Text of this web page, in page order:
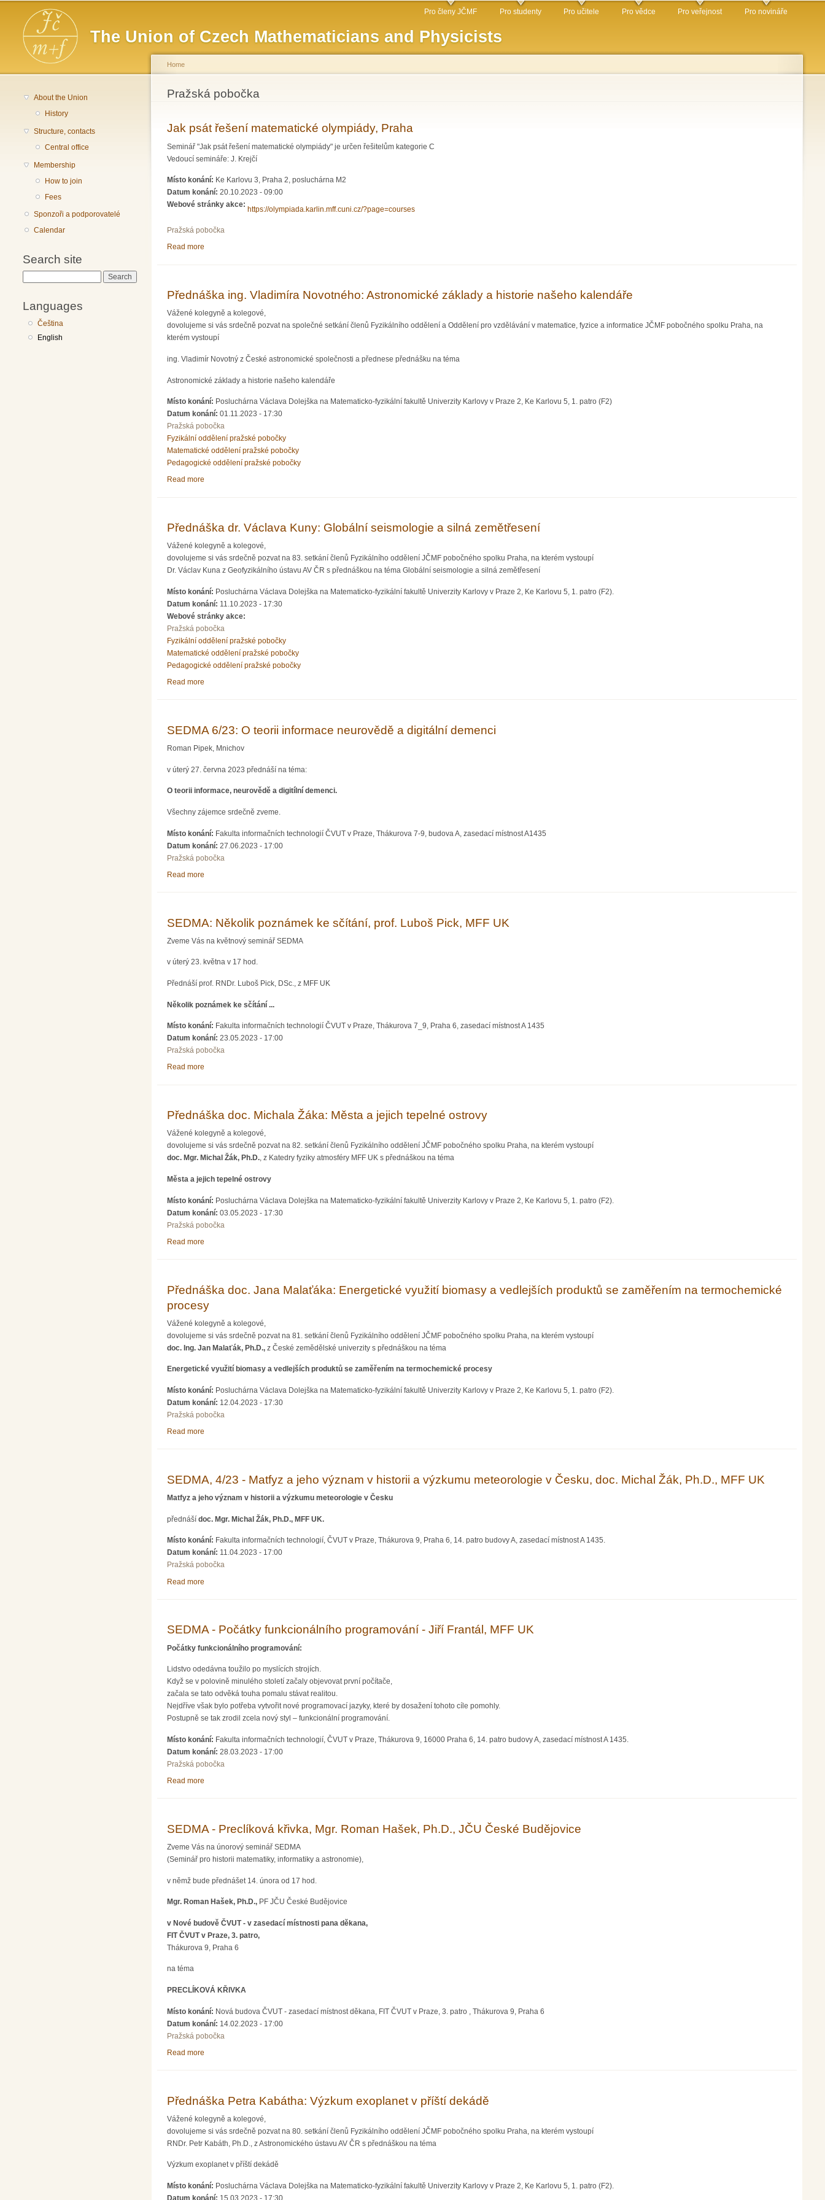
The Union of Czech Mathematicians and Physicists
Main menu Pro členy JČMF Pro studenty Pro učitele Pro vědce Pro veřejnost Pro novináře
About the Union
History
Structure, contacts
Central office
Membership
How to join
Fees
Sponzoři a podporovatelé
Calendar
Search site
Languages
Čeština
English
You are here
Home
Pražská pobočka
Jak psát řešení matematické olympiády, Praha
Seminář "Jak psát řešení matematické olympiády" je určen řešitelům kategorie C
Vedoucí semináře: J. Krejčí
Místo konání: Ke Karlovu 3, Praha 2, posluchárna M2
Datum konání: 20.10.2023 - 09:00
Webové stránky akce:
https://olympiada.karlin.mff.cuni.cz/?page=courses
Pražská pobočka
Read more
Přednáška ing. Vladimíra Novotného: Astronomické základy a historie našeho kalendáře
Vážené kolegyně a kolegové,
dovolujeme si vás srdečně pozvat na společné setkání členů Fyzikálního oddělení a Oddělení pro vzdělávání v matematice, fyzice a informatice JČMF pobočného spolku Praha, na
kterém vystoupí
ing. Vladimír Novotný z České astronomické společnosti a přednese přednášku na téma
Astronomické základy a historie našeho kalendáře
Místo konání: Posluchárna Václava Dolejška na Matematicko-fyzikální fakultě Univerzity Karlovy v Praze 2, Ke Karlovu 5, 1. patro (F2)
Datum konání: 01.11.2023 - 17:30
Pražská pobočka
Fyzikální oddělení pražské pobočky
Matematické oddělení pražské pobočky
Pedagogické oddělení pražské pobočky
Read more
Přednáška dr. Václava Kuny: Globální seismologie a silná zemětřesení
Vážené kolegyně a kolegové,
dovolujeme si vás srdečně pozvat na 83. setkání členů Fyzikálního oddělení JČMF pobočného spolku Praha, na kterém vystoupí
Dr. Václav Kuna z Geofyzikálního ústavu AV ČR s přednáškou na téma Globální seismologie a silná zemětřesení
Místo konání: Posluchárna Václava Dolejška na Matematicko-fyzikální fakultě Univerzity Karlovy v Praze 2, Ke Karlovu 5, 1. patro (F2).
Datum konání: 11.10.2023 - 17:30
Webové stránky akce:
Pražská pobočka
Fyzikální oddělení pražské pobočky
Matematické oddělení pražské pobočky
Pedagogické oddělení pražské pobočky
Read more
SEDMA 6/23: O teorii informace neurovědě a digitální demenci
Roman Pipek, Mnichov
v úterý 27. června 2023 přednáší na téma:
O teorii informace, neurovědě a digitílní demenci.
Všechny zájemce srdečně zveme.
Místo konání: Fakulta informačních technologií ČVUT v Praze, Thákurova 7-9, budova A, zasedací místnost A1435
Datum konání: 27.06.2023 - 17:00
Pražská pobočka
Read more
SEDMA: Několik poznámek ke sčítání, prof. Luboš Pick, MFF UK
Zveme Vás na květnový seminář SEDMA
v úterý 23. května v 17 hod.
Přednáší prof. RNDr. Luboš Pick, DSc., z MFF UK
Několik poznámek ke sčítání ...
Místo konání: Fakulta informačních technologií ČVUT v Praze, Thákurova 7_9, Praha 6, zasedací místnost A 1435
Datum konání: 23.05.2023 - 17:00
Pražská pobočka
Read more
Přednáška doc. Michala Žáka: Města a jejich tepelné ostrovy
Vážené kolegyně a kolegové,
dovolujeme si vás srdečně pozvat na 82. setkání členů Fyzikálního oddělení JČMF pobočného spolku Praha, na kterém vystoupí
doc. Mgr. Michal Žák, Ph.D., z Katedry fyziky atmosféry MFF UK s přednáškou na téma
Města a jejich tepelné ostrovy
Místo konání: Posluchárna Václava Dolejška na Matematicko-fyzikální fakultě Univerzity Karlovy v Praze 2, Ke Karlovu 5, 1. patro (F2).
Datum konání: 03.05.2023 - 17:30
Pražská pobočka
Read more
Přednáška doc. Jana Malaťáka: Energetické využití biomasy a vedlejších produktů se zaměřením na termochemické
procesy
Vážené kolegyně a kolegové,
dovolujeme si vás srdečně pozvat na 81. setkání členů Fyzikálního oddělení JČMF pobočného spolku Praha, na kterém vystoupí
doc. Ing. Jan Malaťák, Ph.D., z České zemědělské univerzity s přednáškou na téma
Energetické využití biomasy a vedlejších produktů se zaměřením na termochemické procesy
Místo konání: Posluchárna Václava Dolejška na Matematicko-fyzikální fakultě Univerzity Karlovy v Praze 2, Ke Karlovu 5, 1. patro (F2).
Datum konání: 12.04.2023 - 17:30
Pražská pobočka
Read more
SEDMA, 4/23 - Matfyz a jeho význam v historii a výzkumu meteorologie v Česku, doc. Michal Žák, Ph.D., MFF UK
Matfyz a jeho význam v historii a výzkumu meteorologie v Česku
přednáší doc. Mgr. Michal Žák, Ph.D., MFF UK.
Místo konání: Fakulta informačních technologií, ČVUT v Praze, Thákurova 9, Praha 6, 14. patro budovy A, zasedací místnost A 1435.
Datum konání: 11.04.2023 - 17:00
Pražská pobočka
Read more
SEDMA - Počátky funkcionálního programování - Jiří Frantál, MFF UK
Počátky funkcionálního programování:
Lidstvo odedávna toužilo po myslících strojích.
Když se v polovině minulého století začaly objevovat první počítače,
začala se tato odvěká touha pomalu stávat realitou.
Nejdříve však bylo potřeba vytvořit nové programovací jazyky, které by dosažení tohoto cíle pomohly.
Postupně se tak zrodil zcela nový styl – funkcionální programování.
Místo konání: Fakulta informačních technologií, ČVUT v Praze, Thákurova 9, 16000 Praha 6, 14. patro budovy A, zasedací místnost A 1435.
Datum konání: 28.03.2023 - 17:00
Pražská pobočka
Read more
SEDMA - Preclíková křivka, Mgr. Roman Hašek, Ph.D., JČU České Budějovice
Zveme Vás na únorový seminář SEDMA
(Seminář pro historii matematiky, informatiky a astronomie),
v němž bude přednášet 14. února od 17 hod.
Mgr. Roman Hašek, Ph.D., PF JČU České Budějovice
v Nové budově ČVUT - v zasedací místnosti pana děkana,
FIT ČVUT v Praze, 3. patro,
Thákurova 9, Praha 6
na téma
PRECLÍKOVÁ KŘIVKA
Místo konání: Nová budova ČVUT - zasedací místnost děkana, FIT ČVUT v Praze, 3. patro , Thákurova 9, Praha 6
Datum konání: 14.02.2023 - 17:00
Pražská pobočka
Read more
Přednáška Petra Kabátha: Výzkum exoplanet v příští dekádě
Vážené kolegyně a kolegové,
dovolujeme si vás srdečně pozvat na 80. setkání členů Fyzikálního oddělení JČMF pobočného spolku Praha, na kterém vystoupí
RNDr. Petr Kabáth, Ph.D., z Astronomického ústavu AV ČR s přednáškou na téma
Výzkum exoplanet v příští dekádě
Místo konání: Posluchárna Václava Dolejška na Matematicko-fyzikální fakultě Univerzity Karlovy v Praze 2, Ke Karlovu 5, 1. patro (F2).
Datum konání: 15.03.2023 - 17:30